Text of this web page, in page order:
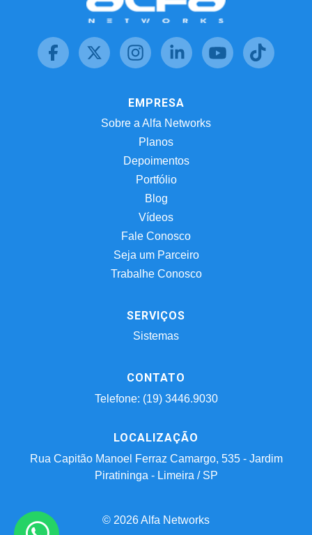
EMPRESA
Sobre a Alfa Networks
Planos
Depoimentos
Portfólio
Blog
Vídeos
Fale Conosco
Seja um Parceiro
Trabalhe Conosco
SERVIÇOS
Sistemas
CONTATO
Telefone: (19) 3446.9030
LOCALIZAÇÃO
Rua Capitão Manoel Ferraz Camargo, 535 - Jardim
Piratininga - Limeira / SP
© 2026 Alfa Networks